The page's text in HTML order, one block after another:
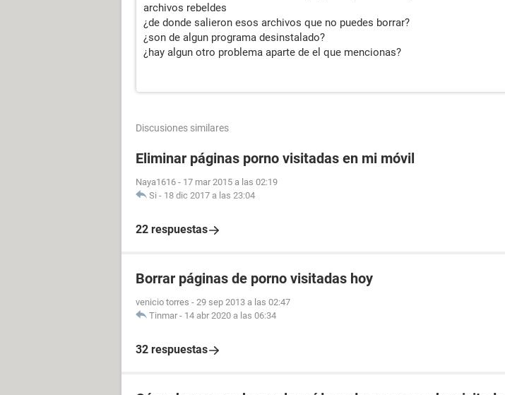
archivos rebeldes
¿de donde salieron esos archivos que no puedes borrar?
¿son de algun programa desinstalado?
¿hay algun otro problema aparte de el que mencionas?
Discusiones similares
Eliminar páginas porno visitadas en mi móvil
Naya1616 - 17 mar 2015 a las 02:19
Si - 18 dic 2017 a las 23:04
22 respuestas
Borrar páginas de porno visitadas hoy
venicio torres - 29 sep 2013 a las 02:47
Tinmar - 14 abr 2020 a las 06:34
32 respuestas